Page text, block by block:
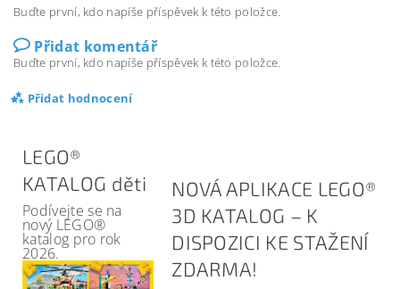
Buďte první, kdo napíše příspěvek k této položce.
Přidat komentář
Buďte první, kdo napíše příspěvek k této položce.
Přidat hodnocení
LEGO®
KATALOG děti
Podívejte se na
nový LEGO®
katalog pro rok
2026.
NOVÁ APLIKACE LEGO®
3D KATALOG – K
DISPOZICI KE STAŽENÍ
ZDARMA!